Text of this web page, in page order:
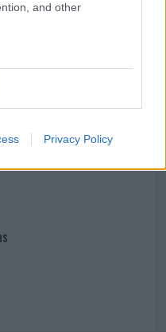
and other
Privacy Policy